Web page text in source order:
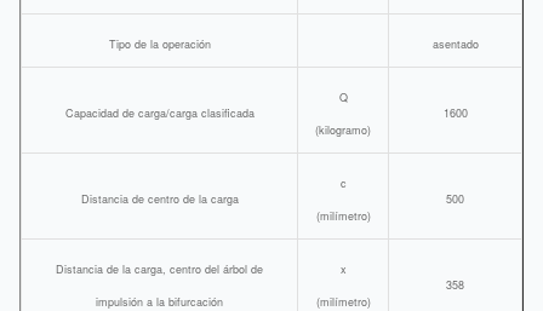
Tipo de la operación asentado
Capacidad de carga/carga clasificada
Q
(kilogramo)
1600
Distancia de centro de la carga
c
(milímetro)
500
Distancia de la carga, centro del árbol de
impulsión a la bifurcación
x
(milímetro)
358